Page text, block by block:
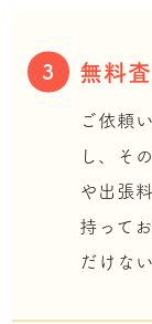
3 無料
ご依頼
し、そ
や出張
持って
だけな